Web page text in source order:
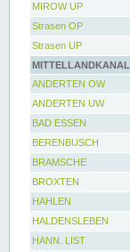
MIROW UP
Strasen OP
Strasen UP
MITTELLANDKANAL
ANDERTEN OW
ANDERTEN UW
BAD ESSEN
BERENBUSCH
BRAMSCHE
BROXTEN
HAHLEN
HALDENSLEBEN
HANN. LIST